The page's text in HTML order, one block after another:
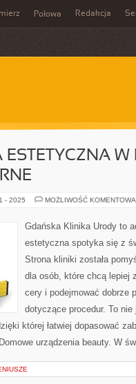
Połowa Redakcja
ESTETYCZNA
- 2025 MOŻLIWOŚĆ
Gdańska Klinika Urody to
estetyczna spotyka się z
Strona kliniki została
dla osób, które chcą lepiej
cery i podejmować dobrze
dotyczące procedur. To
której łatwiej dopasować
urządzenia beauty. W